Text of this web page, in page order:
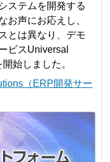
ステムを開発する
お声にお応えし、
とは異なり、デモ
ビスUniversal
始しました。
（ERP開発サー